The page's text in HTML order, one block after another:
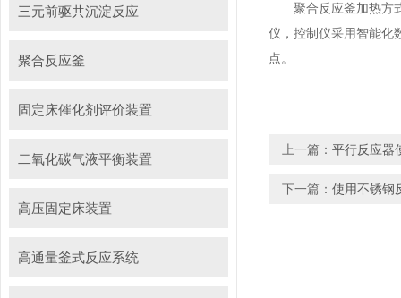
三元前驱共沉淀反应
聚合反应釜
固定床催化剂评价装置
二氧化碳气液平衡装置
高压固定床装置
高通量釜式反应系统
聚合反应釜加热方式
仪，控制仪采用智能化
点。
上一篇： 平行反应器
下一篇： 使用不锈钢